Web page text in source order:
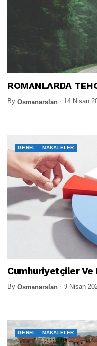
ROMANLARDA
By Osmanarslan 14 Nisan
GENEL MAKALELER
Cumhuriyetçiler
By Osmanarslan 9 Nisan
GENEL MAKALELER